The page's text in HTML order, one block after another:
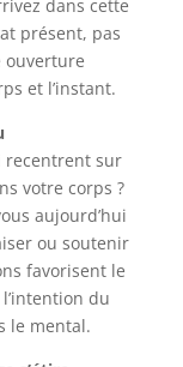
dans cette
présent, pas
ouverture
et l’instant.
recentrent sur
votre corps ?
aujourd’hui
ou soutenir
favorisent le
du
le mental.